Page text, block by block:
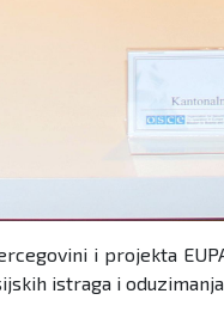
i projekta
istraga i